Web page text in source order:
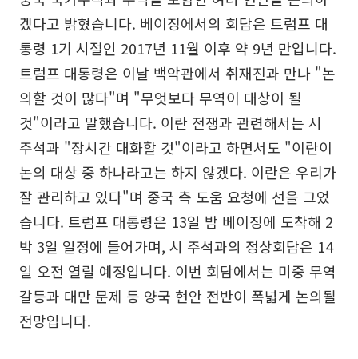
겠다고 밝혔습니다. 베이징에서의 회담은 트럼프 대
통령 1기 시절인 2017년 11월 이후 약 9년 만입니다.
트럼프 대통령은 이날 백악관에서 취재진과 만나 "논
의할 것이 많다"며 "무엇보다 무역이 대상이 될
것"이라고 말했습니다. 이란 전쟁과 관련해서는 시
주석과 "장시간 대화할 것"이라고 하면서도 "이란이
논의 대상 중 하나라고는 하지 않겠다. 이란은 우리가
잘 관리하고 있다"며 중국 측 도움 요청에 선을 그었
습니다. 트럼프 대통령은 13일 밤 베이징에 도착해 2
박 3일 일정에 들어가며, 시 주석과의 정상회담은 14
일 오전 열릴 예정입니다. 이번 회담에서는 미중 무역
갈등과 대만 문제 등 양국 현안 전반이 폭넓게 논의될
전망입니다.